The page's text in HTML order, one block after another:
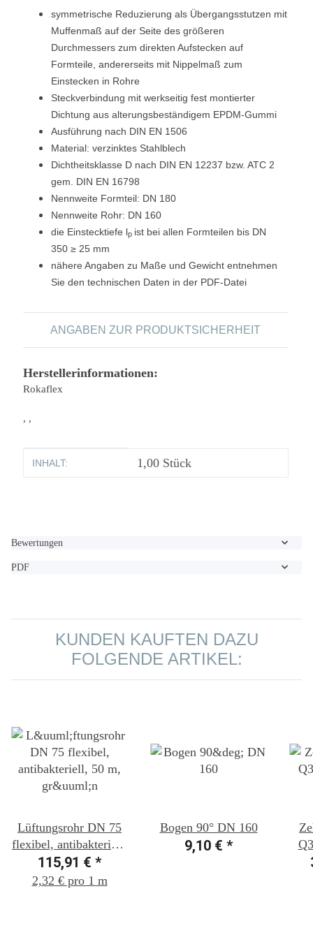
symmetrische Reduzierung als Übergangsstutzen mit
Muffenmaß auf der Seite des größeren
Durchmessers zum direkten Aufstecken auf
Formteile, andererseits mit Nippelmaß zum
Einstecken in Rohre
Steckverbindung mit werkseitig fest montierter
Dichtung aus alterungsbeständigem EPDM-Gummi
Ausführung nach DIN EN 1506
Material: verzinktes Stahlblech
Dichtheitsklasse D nach DIN EN 12237 bzw. ATC 2
gem. DIN EN 16798
Nennweite Formteil: DN 180
Nennweite Rohr: DN 160
die Einstecktiefe lp ist bei allen Formteilen bis DN
350 ≥ 25 mm
nähere Angaben zu Maße und Gewicht entnehmen
Sie den technischen Daten in der PDF-Datei
ANGABEN ZUR PRODUKTSICHERHEIT
Herstellerinformationen:
Rokaflex
, ,
Produkteigenschaft
Wert
INHALT: 1,00 Stück
Bewertungen
PDF
KUNDEN KAUFTEN DAZU
FOLGENDE ARTIKEL:
Lüftungsrohr DN 75
flexibel, antibakteriell,
50 m, grün
115,91 € *
2,32 € pro 1 m
Bogen 90° DN 160
9,10 € *